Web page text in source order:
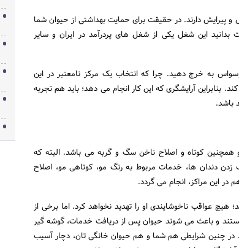
و پیرایش دارند. در حقیقت برای حمایت بهداشتی از حیوان شما
بدانید این شغل یکی از شغل های پردرآمد در ایران و سایر
به خرج دهید. چرا که انتخاب یک مرکز نامعتبر در این
بنابراین آرایشگری که این کار انجام می دهد؛ باید هم تجربه
باشد.
کوتاه و اصلاح ناخن سگ و گربه می باشد. البته که
دندان ها، خدمات مربوط به رنگ مو، کوتاهی مو، اصلاح
این مراکز، انجام می گردد.
عواقب ناخوشایندی او را تهدید نخواهد کرد. اما برخی از
نیستند و باعث می شوند حیوان پس از دریافت خدمات، گوشه گیر
در چنین شرایطی هم شما و هم حیوان خانگی تان، دچار آسیب